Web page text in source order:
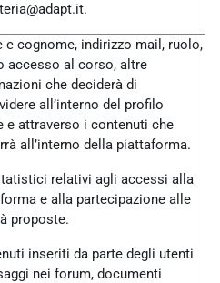
e cognome, indirizzo mail, ruolo,
accesso al corso, altre
che deciderà di
all’interno del profilo
e attraverso i contenuti che
all’interno della piattaforma.
relativi agli accessi alla
e alla partecipazione alle
proposte.
inseriti da parte degli utenti
nei forum, documenti